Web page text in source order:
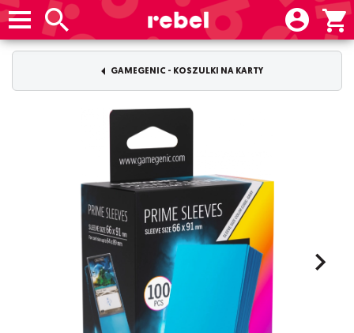
GAMEGENIC - KOSZULKI NA KARTY